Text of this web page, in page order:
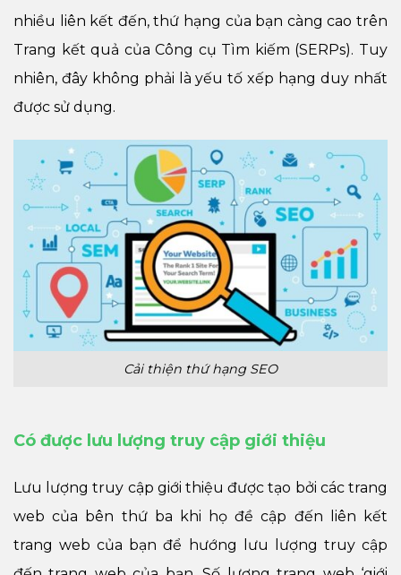
nhiều liên kết đến, thứ hạng của bạn càng cao trên
Trang kết quả của Công cụ Tìm kiếm (SERPs). Tuy
nhiên, đây không phải là yếu tố xếp hạng duy nhất
được sử dụng.
Cải thiện thứ hạng SEO
Có được lưu lượng truy cập giới thiệu
Lưu lượng truy cập giới thiệu được tạo bởi các trang
web của bên thứ ba khi họ đề cập đến liên kết
trang web của bạn để hướng lưu lượng truy cập